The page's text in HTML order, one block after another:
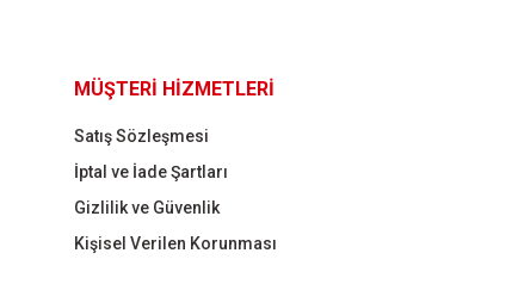
MÜŞTERİ HİZMETLERİ
Satış Sözleşmesi
İptal ve İade Şartları
Gizlilik ve Güvenlik
Kişisel Verilen Korunması